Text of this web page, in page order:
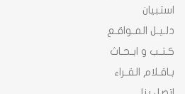
استبيان
دلـيـل المـواقـع
كـتـب و ابـحـاث
بـاقـلام القـراء